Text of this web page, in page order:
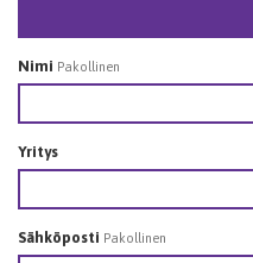
Nimi Pakollinen
Yritys
Sähköposti Pakollinen